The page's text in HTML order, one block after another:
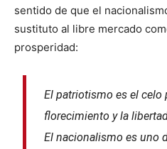
sentido de que el
sustituto al libre mercado
prosperidad:
El patriotismo es el celo
florecimiento y la
El nacionalismo es uno